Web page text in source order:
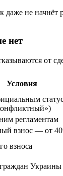
не начнёт
нет
от
Условия
регламентам
взнос — от
взноса
Украины